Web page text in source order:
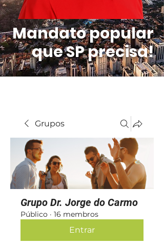
Mandato popular
que SP precisa!
Grupos
Grupo Dr. Jorge do Carmo
Público · 16 membros
Entrar